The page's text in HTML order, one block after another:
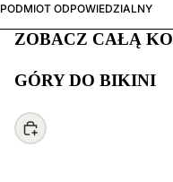
PODMIOT ODPOWIEDZIALNY
ZOBACZ CAŁĄ
GÓRY DO BIKINI
Wybierz